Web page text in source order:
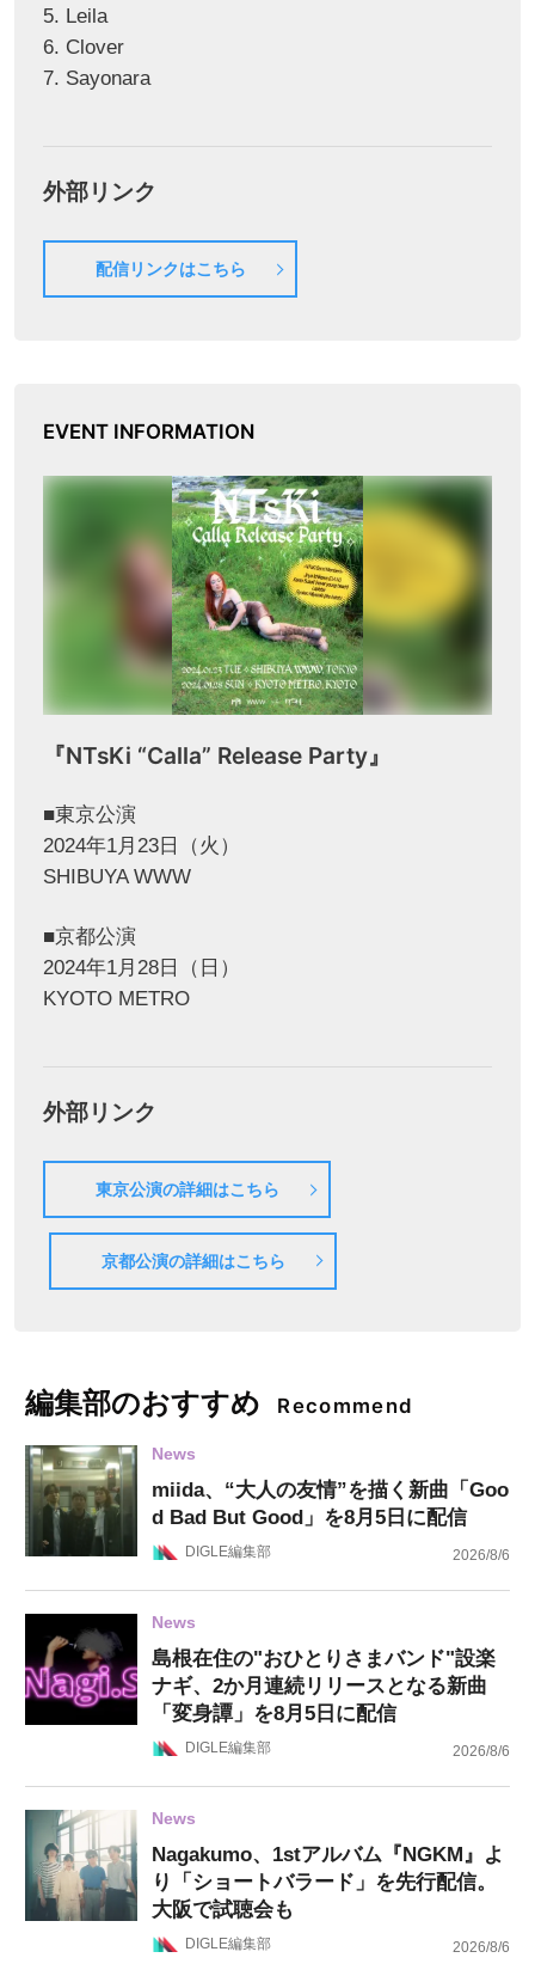
5. Leila
6. Clover
7. Sayonara
外部リンク
配信リンクはこちら
EVENT INFORMATION
『NTsKi “Calla” Release Party』
■東京公演
2024年1月23日（火）
SHIBUYA WWW
■京都公演
2024年1月28日（日）
KYOTO METRO
外部リンク
東京公演の詳細はこちら
京都公演の詳細はこちら
編集部のおすすめ Recommend
News
miida、“大人の友情”を描く新曲「Goo
d Bad But Good」を8月5日に配信
DIGLE編集部 2026/8/6
News
島根在住の"おひとりさまバンド"設楽
ナギ、2か月連続リリースとなる新曲
「変身譚」を8月5日に配信
DIGLE編集部 2026/8/6
News
Nagakumo、1stアルバム『NGKM』よ
り「ショートバラード」を先行配信。
大阪で試聴会も
DIGLE編集部 2026/8/6